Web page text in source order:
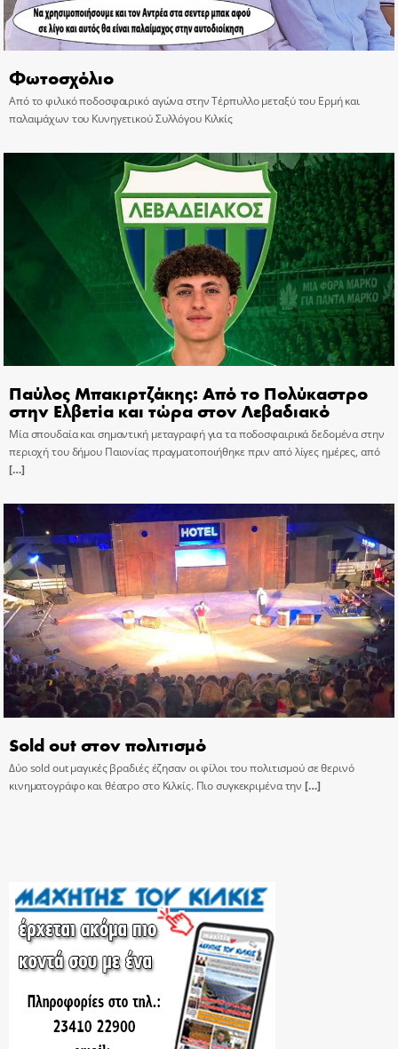
Φωτοσχόλιο
Από το φιλικό ποδοσφαιρικό αγώνα στην Τέρπυλλο μεταξύ του Ερμή και
παλαιμάχων του Κυνηγετικού Συλλόγου Κιλκίς
Παύλος Μπακιρτζάκης: Από το Πολύκαστρο
στην Ελβετία και τώρα στον Λεβαδιακό
Μία σπουδαία και σημαντική μεταγραφή για τα ποδοσφαιρικά δεδομένα στην
περιοχή του δήμου Παιονίας πραγματοποιήθηκε πριν από λίγες ημέρες, από
[…]
Sold out στον πολιτισμό
Δύο sold out μαγικές βραδιές έζησαν οι φίλοι του πολιτισμού σε θερινό
κινηματογράφο και θέατρο στο Κιλκίς. Πιο συγκεκριμένα την […]